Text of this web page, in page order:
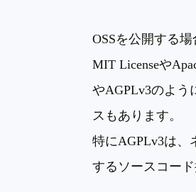
OSSを公開する
MIT Licenseや
やAGPLv3のよう
スもあります。
特にAGPLv3は、
するソースコー